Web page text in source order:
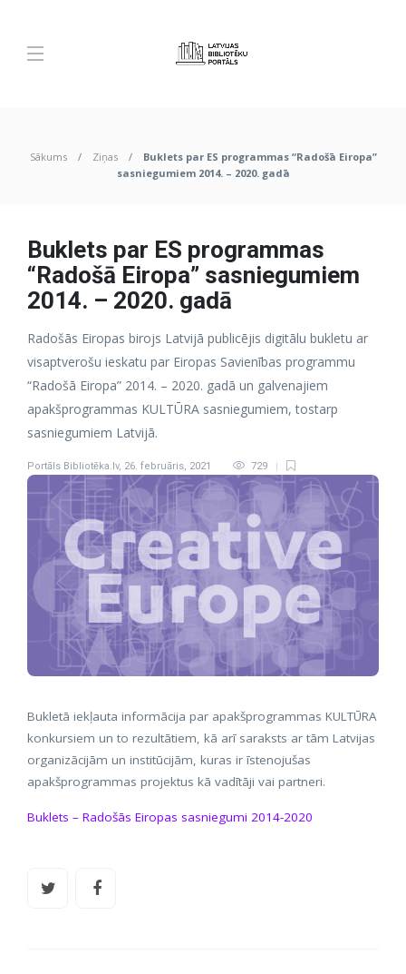
Sākums Ziņas
Buklets par ES programmas “Radošā Eiropa”
sasniegumiem 2014. – 2020. gadā
Buklets par ES programmas
“Radošā Eiropa” sasniegumiem
2014. – 2020. gadā
Radošās Eiropas birojs Latvijā publicējis digitālu bukletu ar
visaptverošu ieskatu par Eiropas Savienības programmu
“Radošā Eiropa” 2014. – 2020. gadā un galvenajiem
apakšprogrammas KULTŪRA sasniegumiem, tostarp
sasniegumiem Latvijā.
Portāls Bibliotēka.lv, 26. februāris, 2021 729
Bukletā iekļauta informācija par apakšprogrammas KULTŪRA
konkursiem un to rezultātiem, kā arī saraksts ar tām Latvijas
organizācijām un institūcijām, kuras ir īstenojušas
apakšprogrammas projektus kā vadītāji vai partneri.
Buklets – Radošās Eiropas sasniegumi 2014-2020